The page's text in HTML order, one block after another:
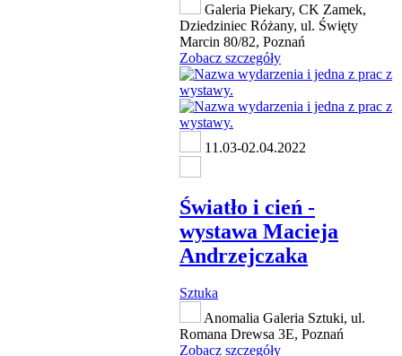
Galeria Piekary, CK Zamek,
Dziedziniec Różany, ul. Święty
Marcin 80/82, Poznań
Zobacz szczegóły
11.03-02.04.2022
Światło i cień -
wystawa Macieja
Andrzejczaka
Sztuka
Anomalia Galeria Sztuki, ul.
Romana Drewsa 3E, Poznań
Zobacz szczegóły